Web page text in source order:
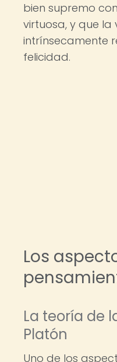
bien supremo
virtuosa, y que
intrínsecamente
felicidad.
Los
La teoría de
Platón
Uno de los